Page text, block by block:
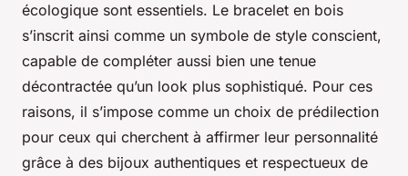
écologique sont essentiels. Le bracelet en bois
s’inscrit ainsi comme un symbole de style conscient,
capable de compléter aussi bien une tenue
décontractée qu’un look plus sophistiqué. Pour ces
raisons, il s’impose comme un choix de prédilection
pour ceux qui cherchent à affirmer leur personnalité
grâce à des bijoux authentiques et respectueux de